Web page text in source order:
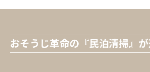
おそうじ革命の『民泊清掃』